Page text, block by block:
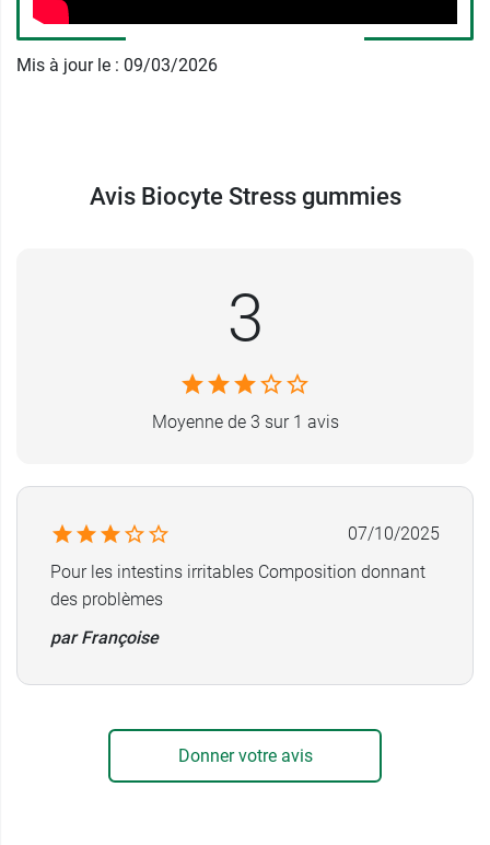
Mis à jour le : 09/03/2026
Avis Biocyte Stress gummies
3
Moyenne de 3 sur 1 avis
07/10/2025
Pour les intestins irritables Composition donnant
des problèmes
par Françoise
Donner votre avis